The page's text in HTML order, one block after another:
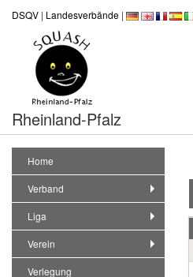
DSQV | Landesverbände |
Rheinland-Pfalz
Home
Verband
Liga
Verein
Verlegung